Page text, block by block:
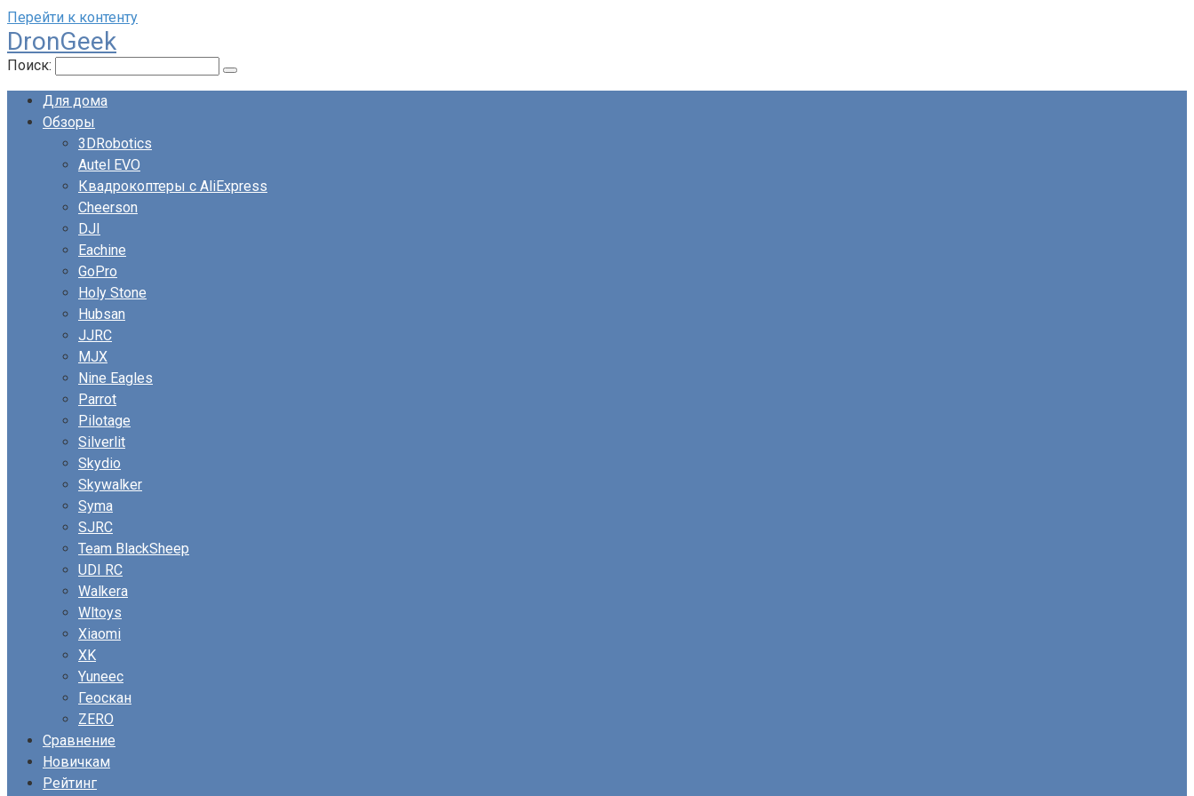
Перейти к контенту
DronGeek
Поиск:
Для дома
Обзоры
3DRobotics
Autel EVO
Квадрокоптеры с AliExpress
Cheerson
DJI
Eachine
GoPro
Holy Stone
Hubsan
JJRC
MJX
Nine Eagles
Parrot
Pilotage
Silverlit
Skydio
Skywalker
Syma
SJRC
Team BlackSheep
UDI RC
Walkera
Wltoys
Xiaomi
XK
Yuneec
Геоскан
ZERO
Сравнение
Новичкам
Рейтинг